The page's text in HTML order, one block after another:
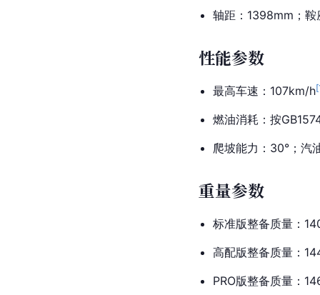
轴距：1398mm；
性能参数
最高车速：107km/h[
燃油消耗：按
爬坡能力：30°；汽
重量参数
标准版整备质量：
高配版整备质量：
PRO版整备质量：